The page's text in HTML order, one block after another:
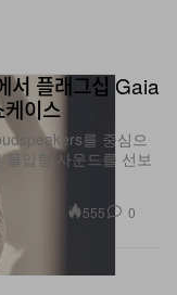
플래그십 Gaia
이스
를 중심으
입형 사운드를 선보
555 0